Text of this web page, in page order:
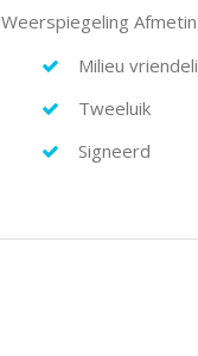
Weerspiegeling
Milieu
Tweeluik
Signeerd